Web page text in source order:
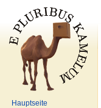
Hauptseite